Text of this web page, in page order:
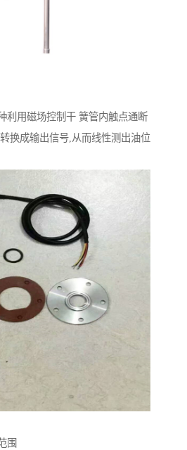
利用磁场控制干 簧管内触点通断
换成输出信号,从而线性测出油位
围